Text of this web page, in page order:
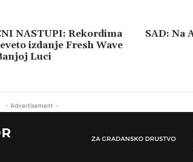
NASTUPI: Rekordima
izdanje Fresh Wave
Luci
SAD: Na
- Advertisement -